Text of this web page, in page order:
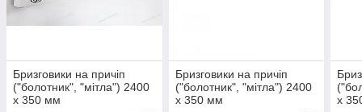
Бризговики на причіп
("болотник", "мітла") 2400
х 350 мм
Бризговики на причіп
("болотник", "мітла") 2400
х 350 мм
х